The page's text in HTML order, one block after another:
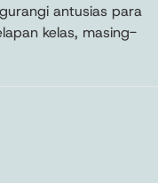
antusias para
kelas, masing-